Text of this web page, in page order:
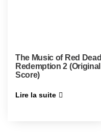
The Music of Red Dead
Redemption 2 (Original
Score)
Lire la suite